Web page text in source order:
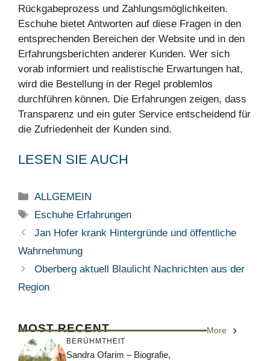
Rückgabeprozess und Zahlungsmöglichkeiten.
Eschuhe bietet Antworten auf diese Fragen in den
entsprechenden Bereichen der Website und in den
Erfahrungsberichten anderer Kunden. Wer sich
vorab informiert und realistische Erwartungen hat,
wird die Bestellung in der Regel problemlos
durchführen können. Die Erfahrungen zeigen, dass
Transparenz und ein guter Service entscheidend für
die Zufriedenheit der Kunden sind.
LESEN SIE AUCH
Categories
ALLGEMEIN
Tags
Eschuhe Erfahrungen
Jan Hofer krank Hintergründe und öffentliche
Wahrnehmung
Oberberg aktuell Blaulicht Nachrichten aus der
Region
MOST RECENT More
BERÜHMTHEIT
Sandra Ofarim – Biografie,